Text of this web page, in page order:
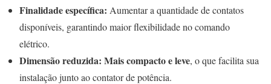
Finalidade específica: Aumentar a quantidade de contatos
disponíveis, garantindo maior flexibilidade no comando
elétrico.
Dimensão reduzida: Mais compacto e leve, o que facilita sua
instalação junto ao contator de potência.